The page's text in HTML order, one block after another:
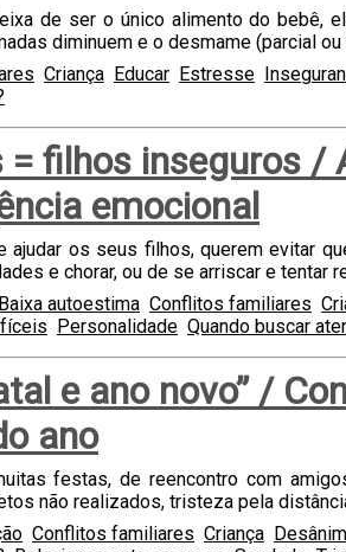
de ser o único alimento do bebê,
diminuem e o desmame (parcial
Criança Educar Estresse
filhos inseguros /
emocional
ajudar os seus filhos, querem evitar
e chorar, ou de se arriscar e tentar
Baixa autoestima Conflitos familiares
Personalidade Quando buscar
e ano novo” /
ano
festas, de reencontro com
não realizados, tristeza pela
Conflitos familiares Criança